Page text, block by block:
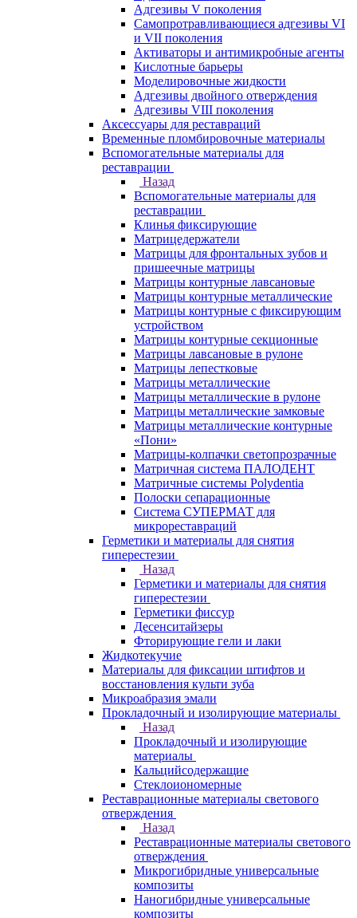
Адгезивы V поколения
Самопротравливающиеся адгезивы VI
и VII поколения
Активаторы и антимикробные агенты
Кислотные барьеры
Моделировочные жидкости
Адгезивы двойного отверждения
Адгезивы VIII поколения
Аксессуары для реставраций
Временные пломбировочные материалы
Вспомогательные материалы для
реставрации
Назад
Вспомогательные материалы для
реставрации
Клинья фиксирующие
Матрицедержатели
Матрицы для фронтальных зубов и
пришеечные матрицы
Матрицы контурные лавсановые
Матрицы контурные металлические
Матрицы контурные с фиксирующим
устройством
Матрицы контурные секционные
Матрицы лавсановые в рулоне
Матрицы лепестковые
Матрицы металлические
Матрицы металлические в рулоне
Матрицы металлические замковые
Матрицы металлические контурные
«Пони»
Матрицы-колпачки светопрозрачные
Матричная система ПАЛОДЕНТ
Матричные системы Polydentia
Полоски сепарационные
Система СУПЕРМАТ для
микрореставраций
Герметики и материалы для снятия
гиперестезии
Назад
Герметики и материалы для снятия
гиперестезии
Герметики фиссур
Десенситайзеры
Фторирующие гели и лаки
Жидкотекучие
Материалы для фиксации штифтов и
восстановления культи зуба
Микроабразия эмали
Прокладочный и изолирующие материалы
Назад
Прокладочный и изолирующие
материалы
Кальцийсодержащие
Стеклоиономерные
Реставрационные материалы светового
отверждения
Назад
Реставрационные материалы светового
отверждения
Микрогибридные универсальные
композиты
Наногибридные универсальные
композиты